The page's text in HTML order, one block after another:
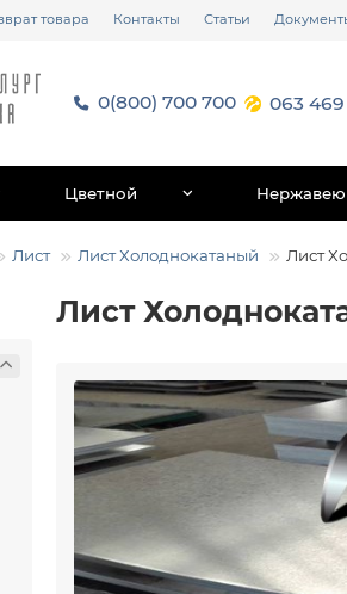
товара Контакты Статьи
0(800) 700 700 063
Цветной
Лист Лист Холоднокатаный Лист
Лист